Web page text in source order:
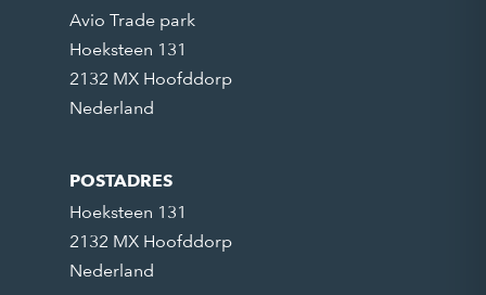
Avio Trade park
Hoeksteen 131
2132 MX Hoofddorp
Nederland
POSTADRES
Hoeksteen 131
2132 MX Hoofddorp
Nederland